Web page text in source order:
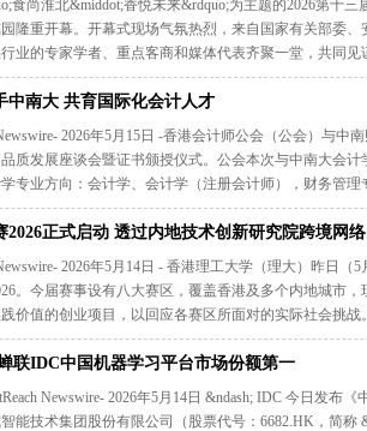
食尚淮北&middot;香悦未来&rdquo;为主题的2026第十
隆重开幕。开幕式现场气氛热烈，来自国家有关部委
业的专家学者、重点客商和媒体代表齐聚一堂，共同见
中南大 共育国际化会计人才
2026年5月15日 -香港会计师公会（公会）与中
质发展座谈会暨证书颁授仪式。公会本次与中南大会
专业方向：会计学、会计学（注册会计师），财务管理
2026正式启动 透过内地技术创新研究院跨境网
2026年5月14日 - 香港理工大学（理大）昨日
。今届赛事设有八大赛区，覆盖香港及多个内地城市
价值的创业项目，以回应各赛区所面对的实际社会挑战
联IDC中国机器学习平台市场份额第一
Newswire- 2026年5月14日 &ndash; IDC 今日发布
能技术集团股份有限公司（股票代号：6682.HK，简称